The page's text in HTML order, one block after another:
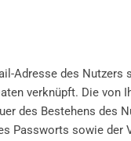
Adresse des
verknüpft. Die
des Bestehens des
Passworts sowie der